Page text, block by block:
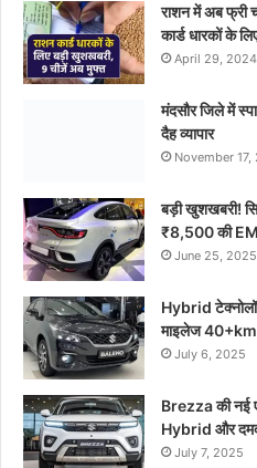
राशन में अब फ्री
कार्ड धारकों के
April 29, 2024
मंदसौर जिले में
दैह व्यापार
November
₹8,500 की
June 25, 2025
माइलेज
July 6, 2025
Hybrid और
July 7, 2025